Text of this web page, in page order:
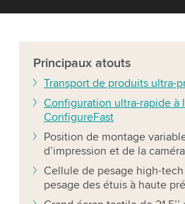
Principaux atouts
Transport de produits ultra-
Configuration ultra-rapide à
ConfigureFast
Position de montage
d’impression et de la caméra
Cellule de pesage high-
pesage des étuis à haute